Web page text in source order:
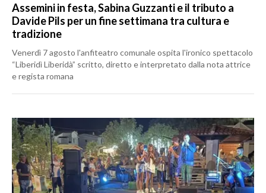
Assemini in festa, Sabina Guzzanti e il tributo a
Davide Pils per un fine settimana tra cultura e
tradizione
Venerdì 7 agosto l'anfiteatro comunale ospita l'ironico spettacolo
“Liberidì Liberidà” scritto, diretto e interpretato dalla nota attrice
e regista romana